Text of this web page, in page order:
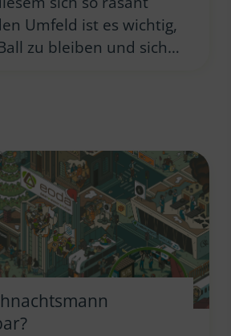
Umfeld ist es wichtig,
zu bleiben und sich…